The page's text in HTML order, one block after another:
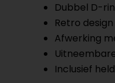
Dubbel D-
Retro design
Afwerking
Inclusief